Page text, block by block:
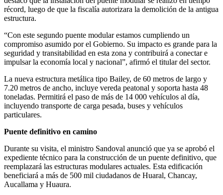
récord, luego de que la fiscalía autorizara la demolición de la antigua
estructura.
“Con este segundo puente modular estamos cumpliendo un
compromiso asumido por el Gobierno. Su impacto es grande para la
seguridad y transitabilidad en esta zona y contribuirá a conectar e
impulsar la economía local y nacional”, afirmó el titular del sector.
La nueva estructura metálica tipo Bailey, de 60 metros de largo y
7.20 metros de ancho, incluye vereda peatonal y soporta hasta 48
toneladas. Permitirá el paso de más de 14 000 vehículos al día,
incluyendo transporte de carga pesada, buses y vehículos
particulares.
Puente definitivo en camino
Durante su visita, el ministro Sandoval anunció que ya se aprobó el
expediente técnico para la construcción de un puente definitivo, que
reemplazará las estructuras modulares actuales. Esta edificación
beneficiará a más de 500 mil ciudadanos de Huaral, Chancay,
Aucallama y Huaura.